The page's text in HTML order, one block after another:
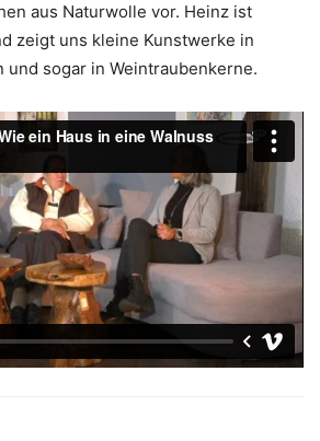
aus Naturwolle vor. Heinz ist
zeigt uns kleine Kunstwerke in
und sogar in Weintraubenkerne.